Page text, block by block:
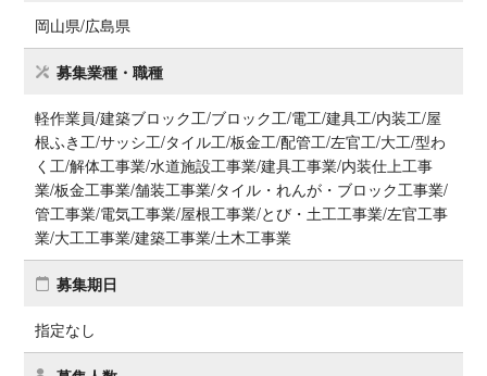
岡山県/広島県
募集業種・職種
軽作業員/建築ブロック工/ブロック工/電工/建具工/内装工/屋
根ふき工/サッシ工/タイル工/板金工/配管工/左官工/大工/型わ
く工/解体工事業/水道施設工事業/建具工事業/内装仕上工事
業/板金工事業/舗装工事業/タイル・れんが・ブロック工事業/
管工事業/電気工事業/屋根工事業/とび・土工工事業/左官工事
業/大工工事業/建築工事業/土木工事業
募集期日
指定なし